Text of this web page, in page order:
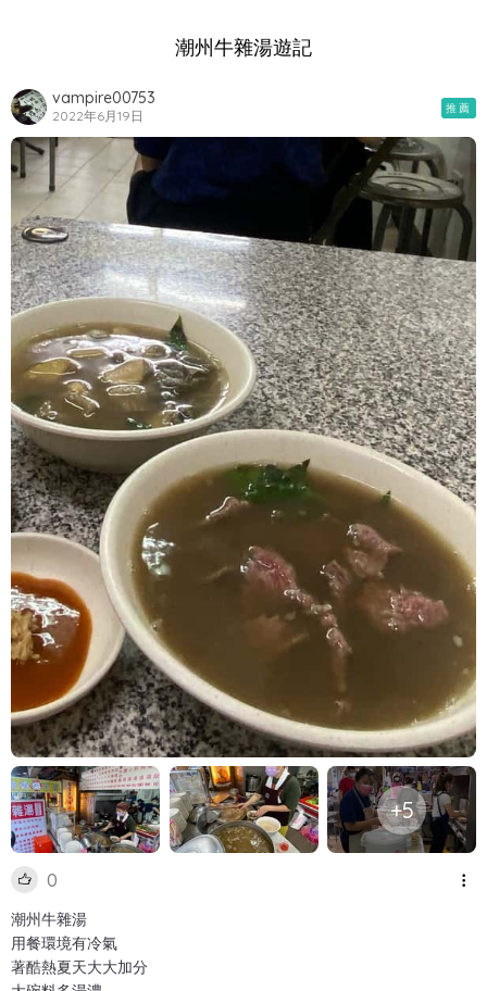
潮州牛雜湯遊記
vampire00753
2022年6月19日 推薦
+5
0
潮州牛雜湯
用餐環境有冷氣
著酷熱夏天大大加分